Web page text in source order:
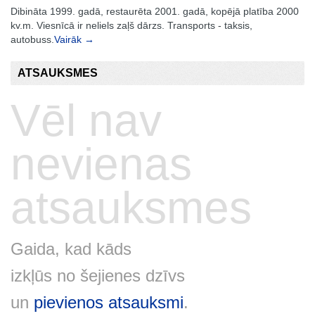
Dibināta 1999. gadā, restaurēta 2001. gadā, kopējā platība 2000
kv.m. Viesnīcā ir neliels zaļš dārzs. Transports - taksis,
autobuss. Vairāk →
ATSAUKSMES
Vēl nav
nevienas
atsauksmes
Gaida, kad kāds
izkļūs no šejienes dzīvs
un pievienos atsauksmi.